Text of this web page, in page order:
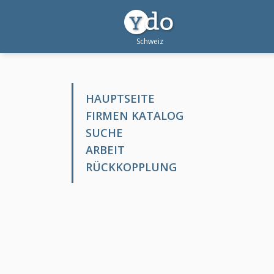
HAUPTSEITE
FIRMEN KATALOG
SUCHE
ARBEIT
RÜCKKOPPLUNG